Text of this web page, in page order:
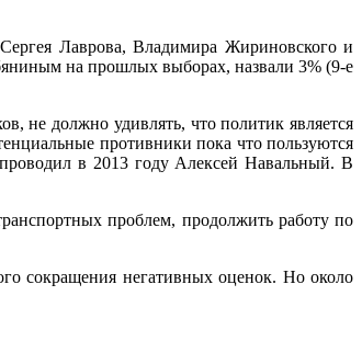
Лаврова, Владимира Жириновского и
на прошлых выборах, назвали 3% (9-е
не должно удивлять, что политик является
противники пока что пользуются
в 2013 году Алексей Навальный. В
проблем, продолжить работу по
сокращения негативных оценок. Но около